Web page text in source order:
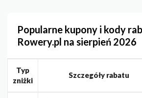
Popularne kupony i kody
Rowery.pl na sierpień 2026
Typ
zniżki
Szczegóły rabatu